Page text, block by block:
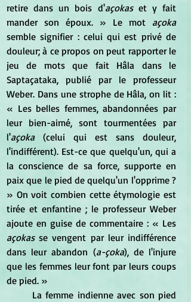
retire dans un bois d'açokas et y fait
mander son époux. » Le mot açoka
semble signifier : celui qui est privé de
douleur; à ce propos on peut rapporter le
jeu de mots que fait Hâla dans le
Saptaçataka, publié par le professeur
Weber. Dans une strophe de Hâla, on lit :
« Les belles femmes, abandonnées par
leur bien-aimé, sont tourmentées par
l'açoka (celui qui est sans douleur,
l'indifférent). Est-ce que quelqu'un, qui a
la conscience de sa force, supporte en
paix que le pied de quelqu'un l'opprime ?
» On voit combien cette étymologie est
tirée et enfantine ; le professeur Weber
açokas se vengent par leur indifférence
dans leur abandon (a-çoka), de l'injure
que les femmes leur font par leurs coups
de pied. »